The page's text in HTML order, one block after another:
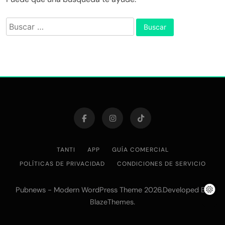
Buscar:
TANTI APP
GUÍA COMERCIAL
POLÍTICAS DE PRIVACIDAD
CONDICIONES DE SERVICIO
Pubnews - Modern WordPress Theme 2026.Developed By
BlazeThemes.